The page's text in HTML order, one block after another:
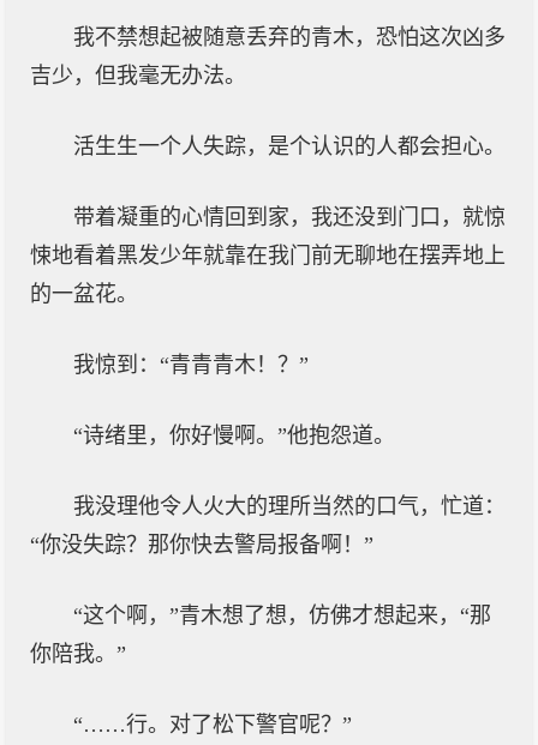
我不禁想起被随意丢弃的青木，恐怕这次凶多
吉少，但我毫无办法。
活生生一个人失踪，是个认识的人都会担心。
带着凝重的心情回到家，我还没到门口，就惊
悚地看着黑发少年就靠在我门前无聊地在摆弄地上
的一盆花。
我惊到：“青青青木！？”
“诗绪里，你好慢啊。”他抱怨道。
我没理他令人火大的理所当然的口气，忙道：
“你没失踪？那你快去警局报备啊！”
“这个啊，”青木想了想，仿佛才想起来，“那
你陪我。”
“……行。对了松下警官呢？”